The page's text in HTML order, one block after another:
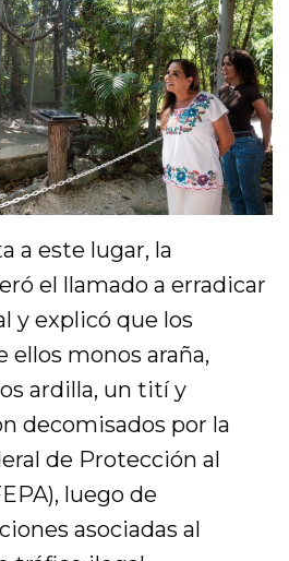
a este lugar, la
el llamado a erradicar
y explicó que los
monos araña,
ardilla, un tití y
decomisados por la
de Protección al
luego de
asociadas al